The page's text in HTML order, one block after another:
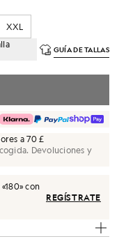
XXL
GUÍA DE TALLAS
a 70 £
Devoluciones y
180» con
REGÍSTRATE